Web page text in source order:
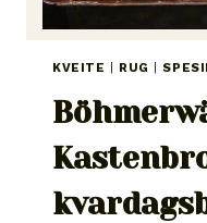
KVEITE RUG |